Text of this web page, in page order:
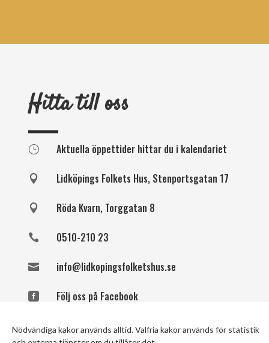
Nödvändiga kakor används alltid. Valfria kakor används för statistik
Hitta till oss
} Aktuella öppettider hittar du i kalendariet
 Lidköpings Folkets Hus, Stenportsgatan 17
 Röda Kvarn, Torggatan 8
 0510-210 23
 info@lidkopingsfolketshus.se
 Följ oss på Facebook
 Följ oss på instagram